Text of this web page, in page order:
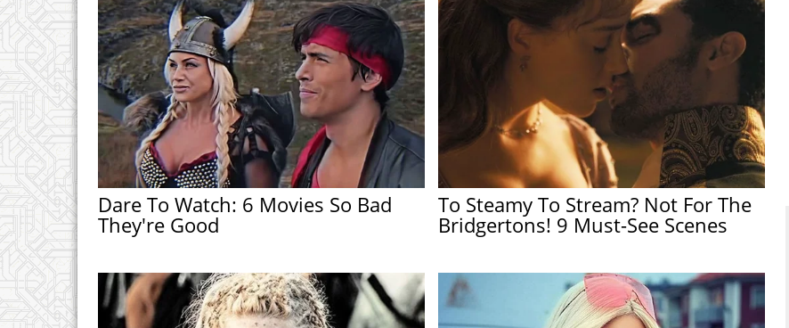
Dare To Watch: 6 Movies So Bad
They're Good
To Steamy To Stream? Not For The
Bridgertons! 9 Must-See Scenes